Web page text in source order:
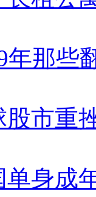
年那些
股市重
单身成